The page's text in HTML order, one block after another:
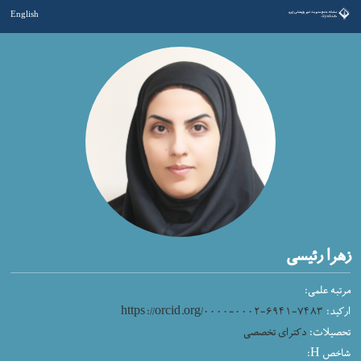
English
زهرا رئیسی
مرتبه علمی:
ارکید: https://orcid.org/۰۰۰۰-۰۰۰۲-۶۹۴۱-۷۴۸۳
تحصیلات: دکترای تخصصی
شاخص H: